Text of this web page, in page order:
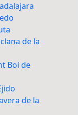
de la
Boi de
de la